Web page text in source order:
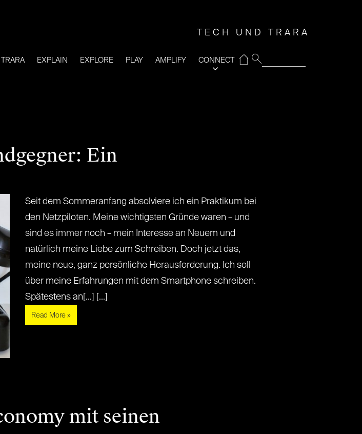
TECH UND TRARA
TRARA EXPLAIN EXPLORE PLAY AMPLIFY CONNECT
⌂
Ein
Seit dem Sommeranfang absolviere ich ein Praktikum bei
den Netzpiloten. Meine wichtigsten Gründe waren – und
sind es immer noch – mein Interesse an Neuem und
natürlich meine Liebe zum Schreiben. Doch jetzt das,
meine neue, ganz persönliche Herausforderung. Ich soll
über meine Erfahrungen mit dem Smartphone schreiben.
Spätestens an[...] [...]
Read More »
mit seinen